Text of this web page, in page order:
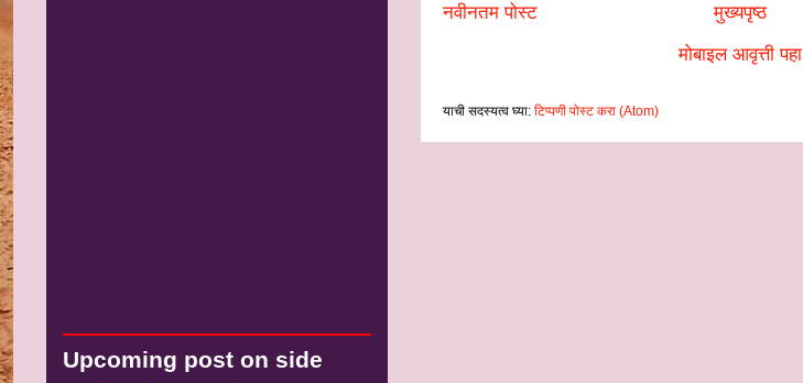
नवीनतम पोस्ट
मुख्यपृष्ठ
मोबाइल आवृत्ती पहा
याची सदस्यत्व घ्या: टिप्पणी पोस्ट करा (Atom)
Upcoming post on side